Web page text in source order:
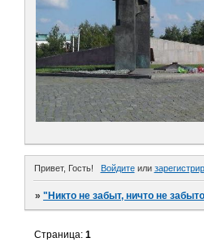
Привет, Гость! Войдитеили
»"Никто не забыт, ничто не
Страница:1